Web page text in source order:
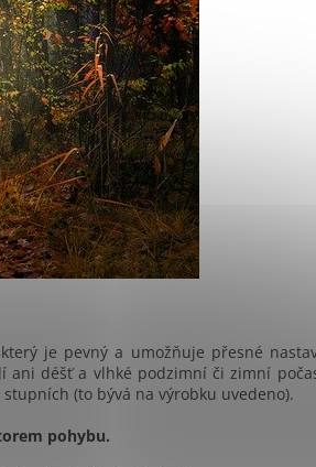
je pevný a umožňuje přesné
ani déšť a vlhké podzimní či zimní
(to bývá na výrobku uvedeno).
pohybu.